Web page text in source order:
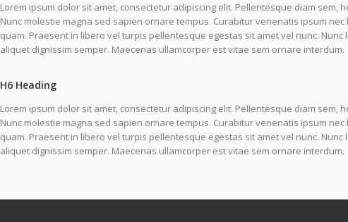
Lorem ipsum dolor sit amet, consectetur adipiscing elit. Pellentesque diam sem,
Nunc molestie magna sed sapien ornare tempus. Curabitur venenatis ipsum
quam. Praesent in libero vel turpis pellentesque egestas sit amet vel nunc.
aliquet dignissim semper. Maecenas ullamcorper est vitae sem ornare interdum.
H6 Heading
Lorem ipsum dolor sit amet, consectetur adipiscing elit. Pellentesque diam sem,
Nunc molestie magna sed sapien ornare tempus. Curabitur venenatis ipsum
quam. Praesent in libero vel turpis pellentesque egestas sit amet vel nunc.
aliquet dignissim semper. Maecenas ullamcorper est vitae sem ornare interdum.